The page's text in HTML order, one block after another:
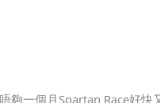
夠一個月Spartan Race好快